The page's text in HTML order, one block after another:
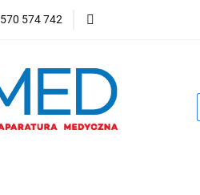
570 574 742
Produkty
Badanie bezdechu sennego